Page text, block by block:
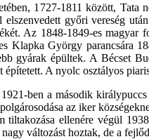
1727-1811 között, Tata
győri vereség
Az 1848-1849-es magyar
Klapka György parancsára
gyárak épültek. A Bécset
építetett. A nyolc osztályos
ben a második
az iker
tiltakozása ellenére végül
változást hoztak, de a